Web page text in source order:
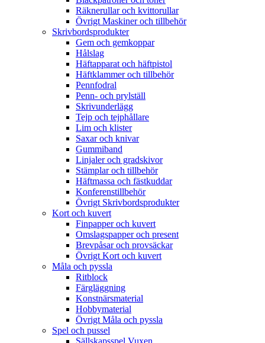
Räknerullar och kvittorullar
Övrigt Maskiner och tillbehör
Skrivbordsprodukter
Gem och gemkoppar
Hålslag
Häftapparat och häftpistol
Häftklammer och tillbehör
Pennfodral
Penn- och prylställ
Skrivunderlägg
Tejp och tejphållare
Lim och klister
Saxar och knivar
Gummiband
Linjaler och gradskivor
Stämplar och tillbehör
Häftmassa och fästkuddar
Konferenstillbehör
Övrigt Skrivbordsprodukter
Kort och kuvert
Finpapper och kuvert
Omslagspapper och present
Brevpåsar och provsäckar
Övrigt Kort och kuvert
Måla och pyssla
Ritblock
Färgläggning
Konstnärsmaterial
Hobbymaterial
Övrigt Måla och pyssla
Spel och pussel
Sällskapsspel Vuxen